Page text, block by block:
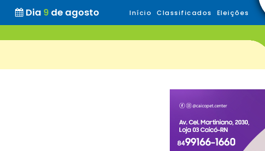
Dia 9 de agosto Início Classificados Eleições